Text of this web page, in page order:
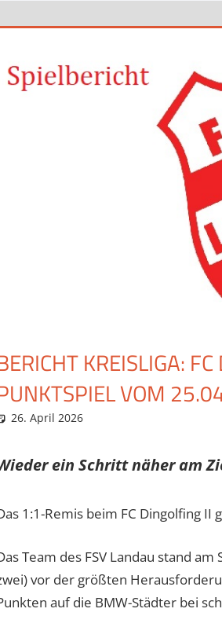
KREISLIGA:
VOM
26. April 2026
ein Schritt näher am
1:1-Remis beim FC Dingolfing II
Team des FSV Landau stand
vor der größten
auf die BMW-Städter bei